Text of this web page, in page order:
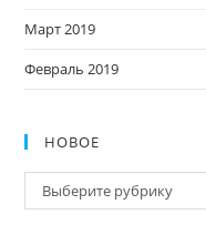
Март 2019
Февраль 2019
НОВОЕ
Новое
Выберите рубрику